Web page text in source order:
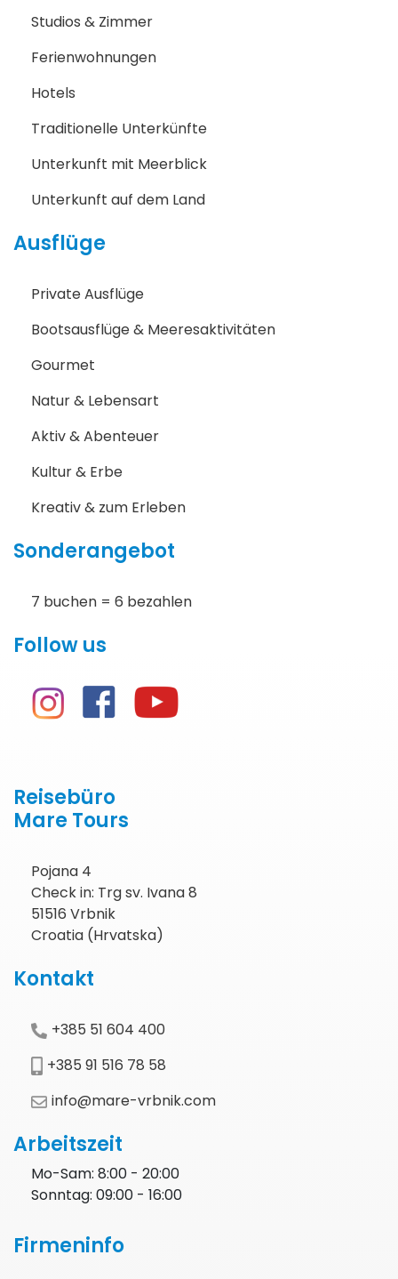
Studios & Zimmer
Ferienwohnungen
Hotels
Traditionelle Unterkünfte
Unterkunft mit Meerblick
Unterkunft auf dem Land
Ausflüge
Private Ausflüge
Bootsausflüge & Meeresaktivitäten
Gourmet
Natur & Lebensart
Aktiv & Abenteuer
Kultur & Erbe
Kreativ & zum Erleben
Sonderangebot
7 buchen = 6 bezahlen
Follow us
Reisebüro
Mare Tours
Pojana 4
Check in: Trg sv. Ivana 8
51516 Vrbnik
Croatia (Hrvatska)
Kontakt
+385 51 604 400
+385 91 516 78 58
info@mare-vrbnik.com
Arbeitszeit
Mo-Sam: 8:00 - 20:00
Sonntag: 09:00 - 16:00
Firmeninfo